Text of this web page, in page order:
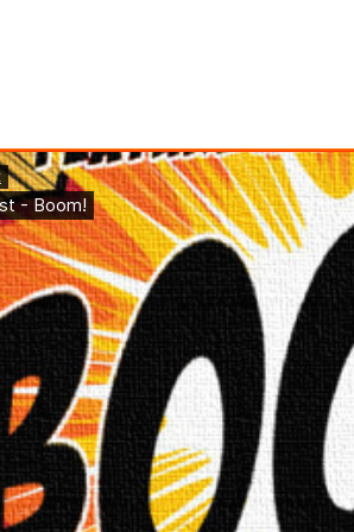
TEDE
–
WUJOT
/
prod.
Yottsu
[LIVE
VIDEO]
4 dni ago
TEDE – WUJOT / prod. Yottsu